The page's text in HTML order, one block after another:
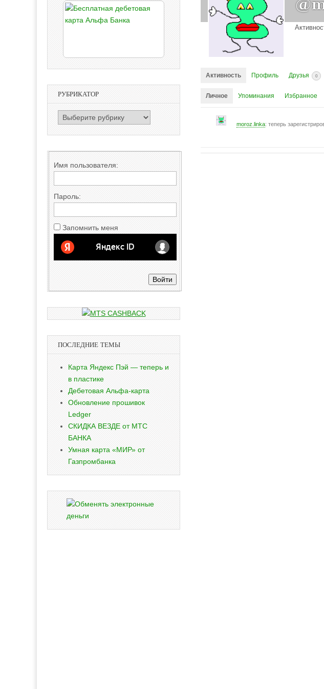
Активность Профиль Друзья 0
Личное Упоминания Избранное
moroz.linka: теперь
РУБРИКАТОР
РУБРИКАТОР
Имя пользователя:
Пароль:
Запомнить меня
Войти
ПОСЛЕДНИЕ ТЕМЫ
Карта Яндекс Пэй — теперь и
в пластике
Дебетовая Альфа-карта
Обновление прошивок
Ledger
СКИДКА ВЕЗДЕ от МТС
БАНКА
Умная карта «МИР» от
Газпромбанка